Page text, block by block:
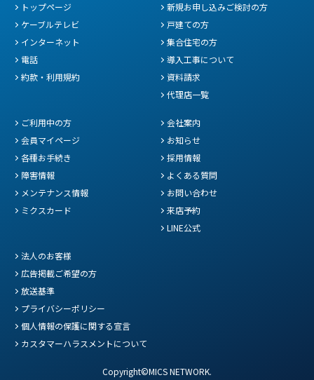
トップページ
ケーブルテレビ
インターネット
電話
約款・利用規約
新規お申し込みご検討の方
戸建ての方
集合住宅の方
導入工事について
資料請求
代理店一覧
ご利用中の方
会員マイページ
各種お手続き
障害情報
メンテナンス情報
ミクスカード
会社案内
お知らせ
採用情報
よくある質問
お問い合わせ
来店予約
LINE公式
法人のお客様
広告掲載ご希望の方
放送基準
プライバシーポリシー
個人情報の保護に関する宣言
カスタマーハラスメントについて
Copyright©MICS NETWORK.